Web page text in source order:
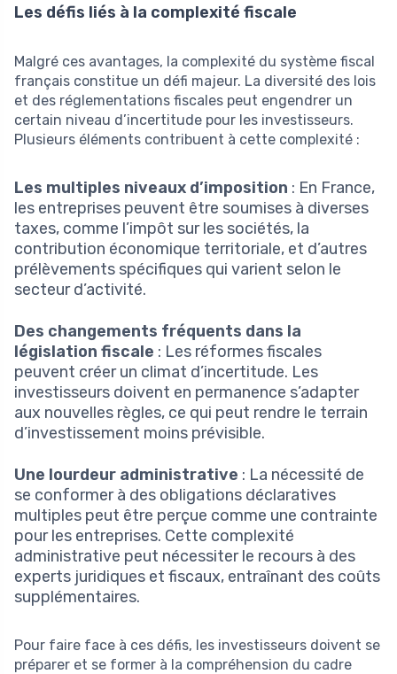
Les défis liés à la complexité fiscale
Malgré ces avantages, la complexité du système fiscal
français constitue un défi majeur. La diversité des lois
et des réglementations fiscales peut engendrer un
certain niveau d’incertitude pour les investisseurs.
Plusieurs éléments contribuent à cette complexité :
Les multiples niveaux d’imposition : En France,
les entreprises peuvent être soumises à diverses
taxes, comme l’impôt sur les sociétés, la
contribution économique territoriale, et d’autres
prélèvements spécifiques qui varient selon le
secteur d’activité.
Des changements fréquents dans la
législation fiscale : Les réformes fiscales
peuvent créer un climat d’incertitude. Les
investisseurs doivent en permanence s’adapter
aux nouvelles règles, ce qui peut rendre le terrain
d’investissement moins prévisible.
Une lourdeur administrative : La nécessité de
se conformer à des obligations déclaratives
multiples peut être perçue comme une contrainte
pour les entreprises. Cette complexité
administrative peut nécessiter le recours à des
experts juridiques et fiscaux, entraînant des coûts
supplémentaires.
Pour faire face à ces défis, les investisseurs doivent se
préparer et se former à la compréhension du cadre